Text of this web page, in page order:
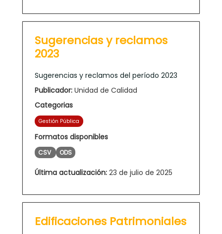
Sugerencias y reclamos
2023
Sugerencias y reclamos del período 2023
Publicador: Unidad de Calidad
Categorias
Gestión Pública
Formatos disponibles
CSV ODS
Última actualización: 23 de julio de 2025
Edificaciones Patrimoniales